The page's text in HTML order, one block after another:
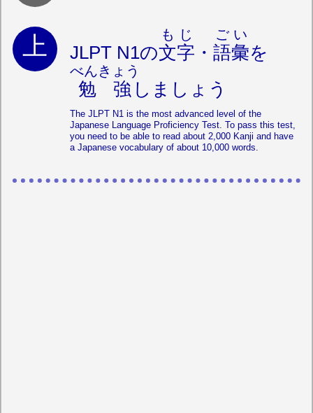
JLPT N1の文字
もじ
・ 語彙
ごい
を
勉強
べんきょう
しましょう
The JLPT N1 is the most advanced level of the
Japanese Language Proficiency Test. To pass this test,
you need to be able to read about 2,000 Kanji and have
a Japanese vocabulary of about 10,000 words.